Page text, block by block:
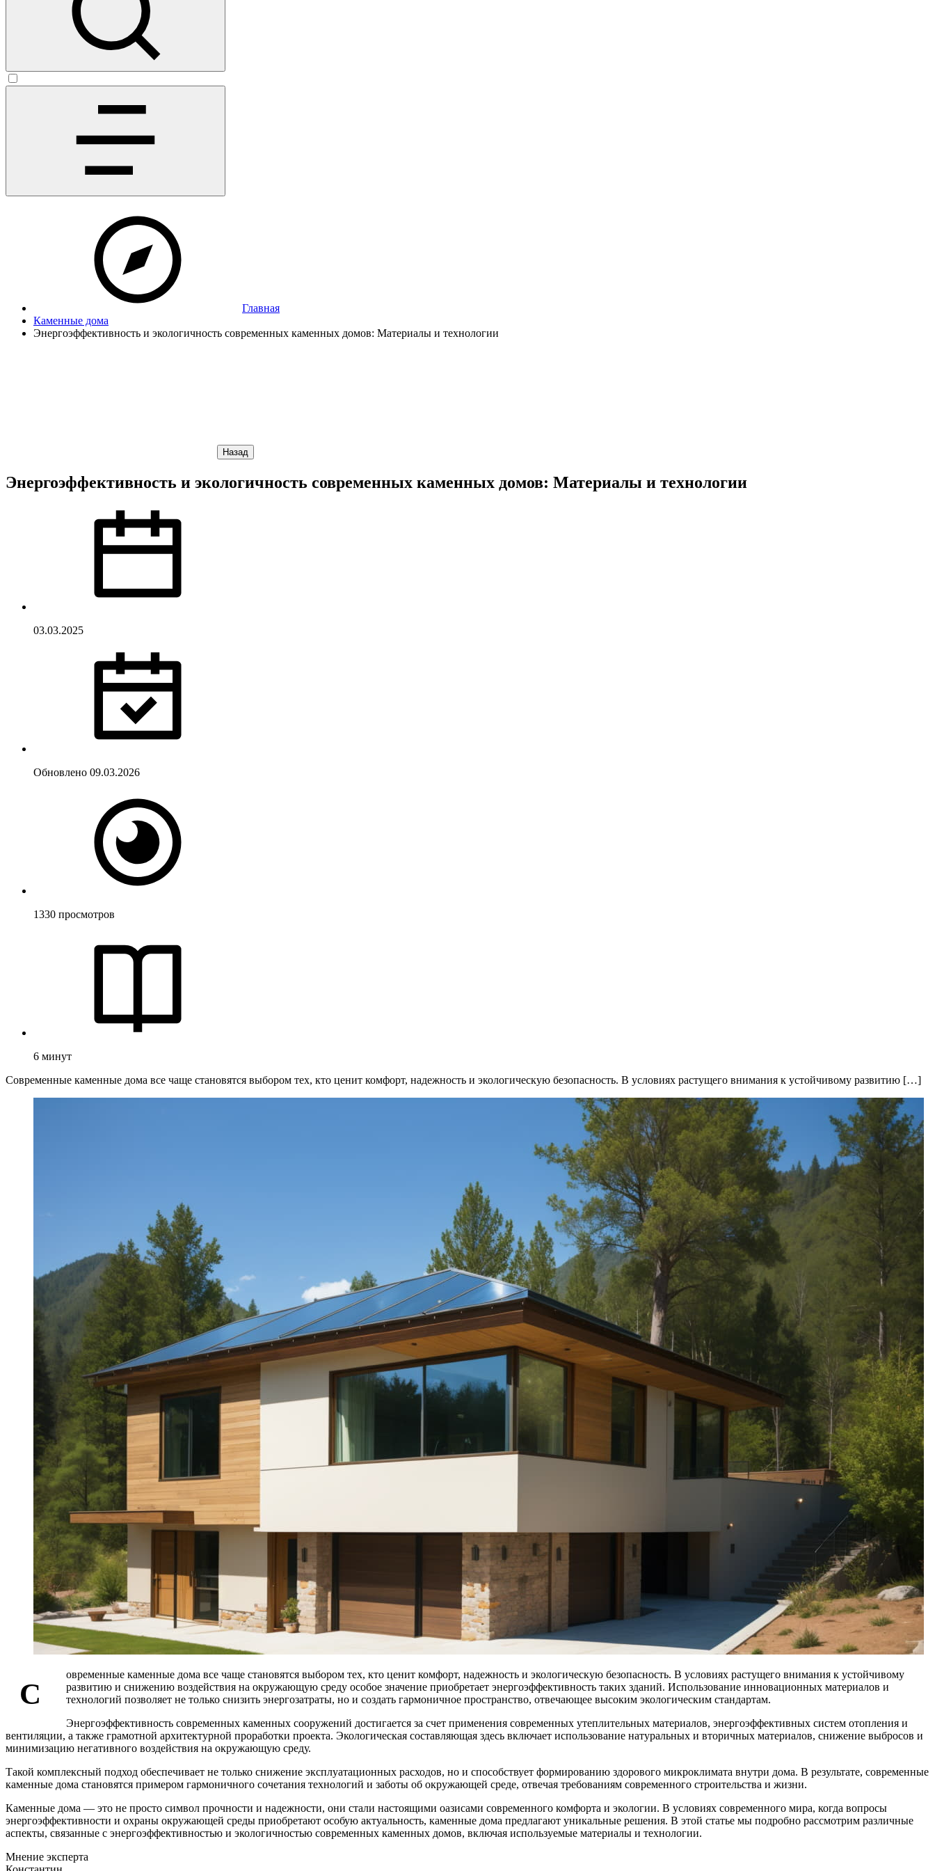
Главная
Каменные дома
Энергоэффективность и экологичность современных каменных домов: Материалы и технологии
Назад
Энергоэффективность и экологичность современных каменных домов: Материалы и технологии
03.03.2025
Обновлено 09.03.2026
1330 просмотров
6 минут
Современные каменные дома все чаще становятся выбором тех, кто ценит комфорт, надежность и экологическую безопасность. В условиях растущего внимания к устойчивому развитию […]
С
овременные каменные дома все чаще становятся выбором тех, кто ценит комфорт, надежность и экологическую безопасность. В условиях растущего внимания к устойчивому
развитию и снижению воздействия на окружающую среду особое значение приобретает энергоэффективность таких зданий. Использование инновационных материалов и
технологий позволяет не только снизить энергозатраты, но и создать гармоничное пространство, отвечающее высоким экологическим стандартам.
Энергоэффективность современных каменных сооружений достигается за счет применения современных утеплительных материалов, энергоэффективных систем отопления и
вентиляции, а также грамотной архитектурной проработки проекта. Экологическая составляющая здесь включает использование натуральных и вторичных материалов, снижение выбросов и
минимизацию негативного воздействия на окружающую среду.
Такой комплексный подход обеспечивает не только снижение эксплуатационных расходов, но и способствует формированию здорового микроклимата внутри дома. В результате, современные
каменные дома становятся примером гармоничного сочетания технологий и заботы об окружающей среде, отвечая требованиям современного строительства и жизни.
Каменные дома — это не просто символ прочности и надежности, они стали настоящими оазисами современного комфорта и экологии. В условиях современного мира, когда вопросы
энергоэффективности и охраны окружающей среды приобретают особую актуальность, каменные дома предлагают уникальные решения. В этой статье мы подробно рассмотрим различные
аспекты, связанные с энергоэффективностью и экологичностью современных каменных домов, включая используемые материалы и технологии.
Мнение эксперта